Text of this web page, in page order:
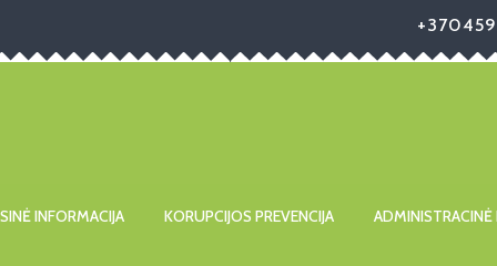
INFORMACIJA KORUPCIJOS PREVENCIJA ADMINISTRACINĖ